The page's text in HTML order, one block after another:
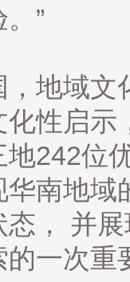
”
域文
性启示
242位
华南地
， 并
的一次重